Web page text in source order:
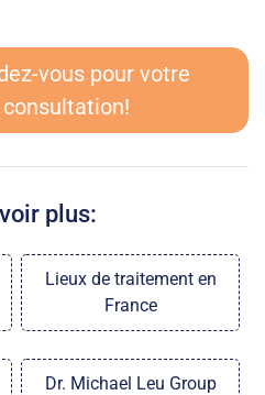
vous pour votre
plus:
Lieux de traitement en
France
Dr. Michael Leu Group